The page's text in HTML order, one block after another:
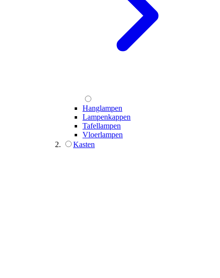
Hanglampen
Lampenkappen
Tafellampen
Vloerlampen
Kasten